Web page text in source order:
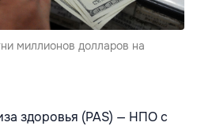
миллионов долларов на
здоровья (PAS) — НПО с